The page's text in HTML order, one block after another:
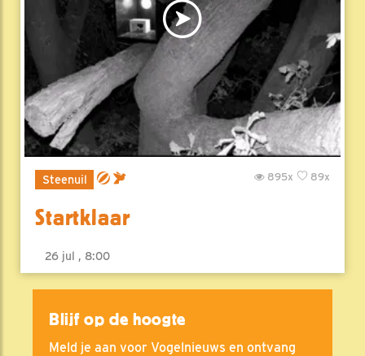
Steenuil 89x
895x
Startklaar
26 jul , 8:00
Blijf op de hoogte
Meld je aan voor Vogelnieuws en ontvang